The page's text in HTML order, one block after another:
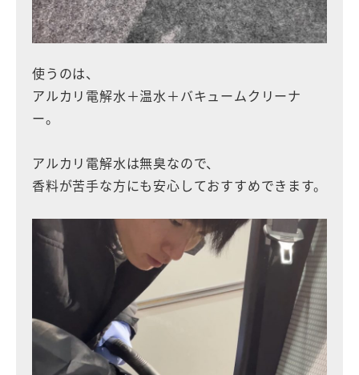
使うのは、
アルカリ電解水＋温水＋バキュームクリーナ
ー。
アルカリ電解水は無臭なので、
香料が苦手な方にも安心しておすすめできます。